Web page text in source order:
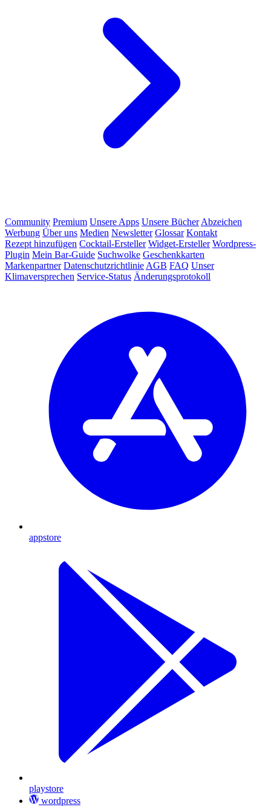
Community Premium Unsere Apps Unsere Bücher Abzeichen
Werbung Über uns Medien Newsletter Glossar Kontakt
Rezept hinzufügen Cocktail-Ersteller Widget-Ersteller Wordpress-
Plugin Mein Bar-Guide Suchwolke Geschenkkarten
Markenpartner Datenschutzrichtlinie AGB FAQ Unser
Klimaversprechen Service-Status Änderungsprotokoll
appstore
playstore
wordpress